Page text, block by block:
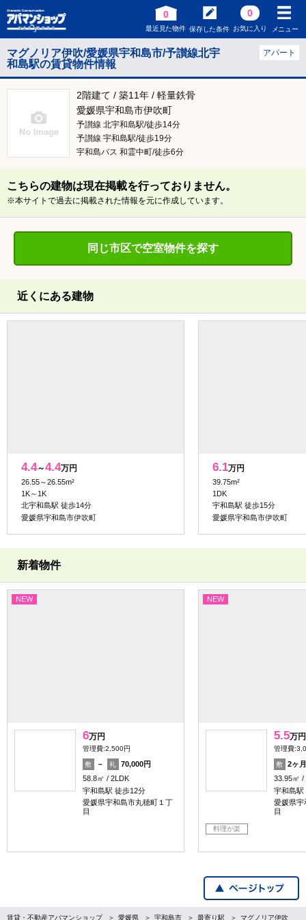
0
最近見た物件 保存した条件
0
お気に入り メニュー
マグノリア伊吹/愛媛県宇和島市/予讃線北宇
和島駅の賃貸物件情報
アパート
2階建て / 築11年 / 軽量鉄骨
愛媛県宇和島市伊吹町
予讃線 北宇和島駅/徒歩14分
予讃線 宇和島駅/徒歩19分
宇和島バス 和霊中町/徒歩6分
こちらの建物は現在掲載を行っておりません。
※本サイトで過去に掲載された情報を元に作成しています。
同じ市区で空室物件を探す
近くにある建物
4.4～4.4万円
26.55～26.55m²
1K～1K
北宇和島駅 徒歩14分
愛媛県宇和島市伊吹町
6.1万円
39.75m²
1DK
宇和島駅 徒歩15分
愛媛県宇和島市伊吹町
新着物件
NEW
6万円
管理費:2,500円
敷 － 礼
70,000円
58.8㎡
2LDK
宇和島駅 徒歩12分
愛媛県宇和島市丸穂町１丁
目
NEW
5.5万円
管理費
敷
2ヶ月
33.95㎡
宇和島駅
愛媛県宇
目
料理が楽
賃貸・不動産アパマンショップ 愛媛県 宇和島市 最寄り駅 マグノリア伊吹